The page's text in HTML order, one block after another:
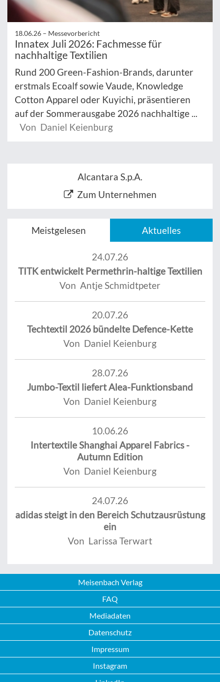
18.06.26 – Messevorbericht
Innatex Juli 2026: Fachmesse für
nachhaltige Textilien
Rund 200 Green-Fashion-Brands, darunter
erstmals Ecoalf sowie Vaude, Knowledge
Cotton Apparel oder Kuyichi, präsentieren
auf der Sommerausgabe 2026 nachhaltige ...
Von Daniel Keienburg
Alcantara S.p.A.
Zum Unternehmen
Meistgelesen Aktuelles
24.07.26
TITK entwickelt Permethrin-haltige Textilien
Von Antje Schmidtpeter
20.07.26
Techtextil 2026 bündelte Defence-Kette
Von Daniel Keienburg
28.07.26
Jumbo-Textil liefert Alea-Funktionsband
Von Daniel Keienburg
10.06.26
Intertextile Shanghai Apparel Fabrics -
Autumn Edition
Von Daniel Keienburg
24.07.26
adidas steigt in den Bereich Schutzausrüstung
ein
Von Larissa Terwart
Meisenbach Verlag
FAQ
Mediadaten
Datenschutz
Impressum
Instagram